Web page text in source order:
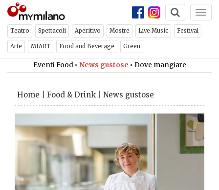
Teatro Spettacoli Aperitivo Mostre Live Music Festival
Arte MIART Food and Beverage Green
Eventi Food • News gustose • Dove mangiare
Home Food & Drink News gustose